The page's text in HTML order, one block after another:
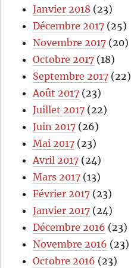
Janvier 2018 (23)
Décembre 2017 (25)
Novembre 2017 (20)
Octobre 2017 (18)
Septembre 2017 (22)
Août 2017 (23)
Juillet 2017 (22)
Juin 2017 (26)
Mai 2017 (23)
Avril 2017 (24)
Mars 2017 (13)
Février 2017 (23)
Janvier 2017 (24)
Décembre 2016 (23)
Novembre 2016 (23)
Octobre 2016 (23)